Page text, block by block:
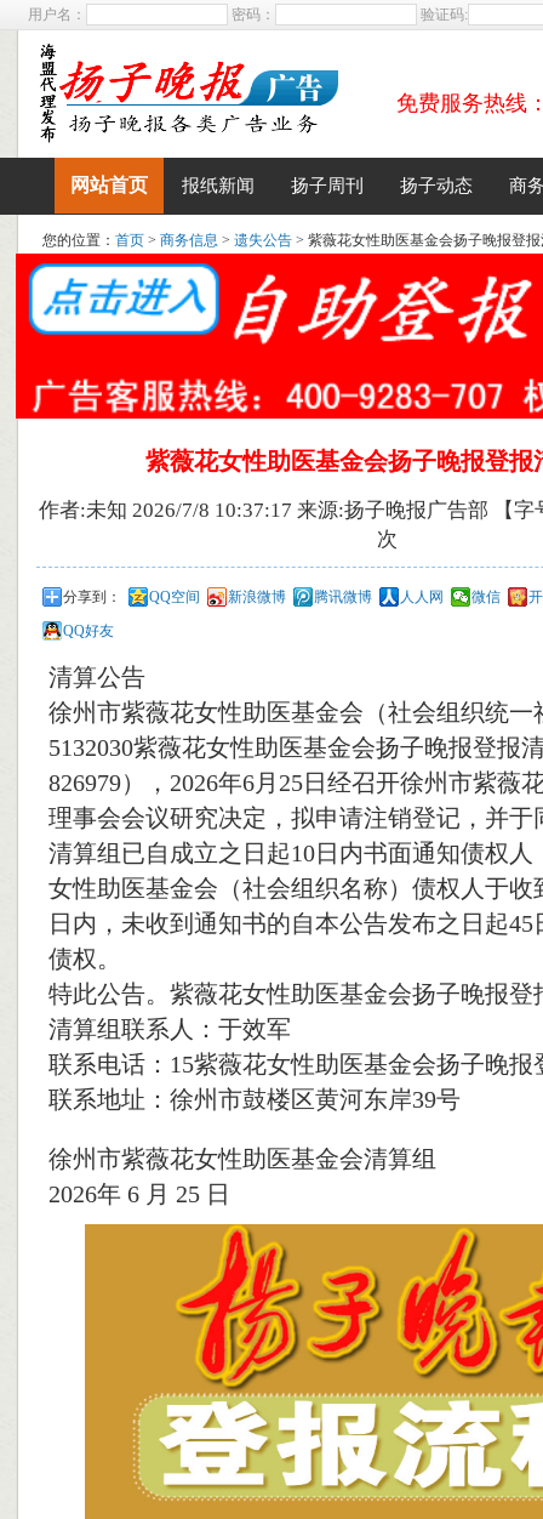
用户名： 密码： 验证码:
免费服务热线
网站首页 报纸新闻 扬子周刊 扬子动态 商
您的位置： 首页 > 商务信息 > 遗失公告 > 紫薇花女性助医基金会扬子晚报登
紫薇花女性助医基金会扬子晚报登报
作者:未知 2026/7/8 10:37:17 来源:扬子晚报广告部 【
次
分享到： QQ空间 新浪微博 腾讯微博 人人网 微信
QQ好友
清算公告
徐州市紫薇花女性助医基金会（社会组织统一
5132030紫薇花女性助医基金会扬子晚报登报
826979），2026年6月25日经召开徐州市紫薇
理事会会议研究决定，拟申请注销登记，并于
清算组已自成立之日起10日内书面通知债权
女性助医基金会（社会组织名称）债权人于收
日内，未收到通知书的自本公告发布之日起
债权。
特此公告。紫薇花女性助医基金会扬子晚报登
清算组联系人：于效军
联系电话：15紫薇花女性助医基金会扬子晚报
联系地址：徐州市鼓楼区黄河东岸39号
徐州市紫薇花女性助医基金会清算组
2026年 6 月 25 日